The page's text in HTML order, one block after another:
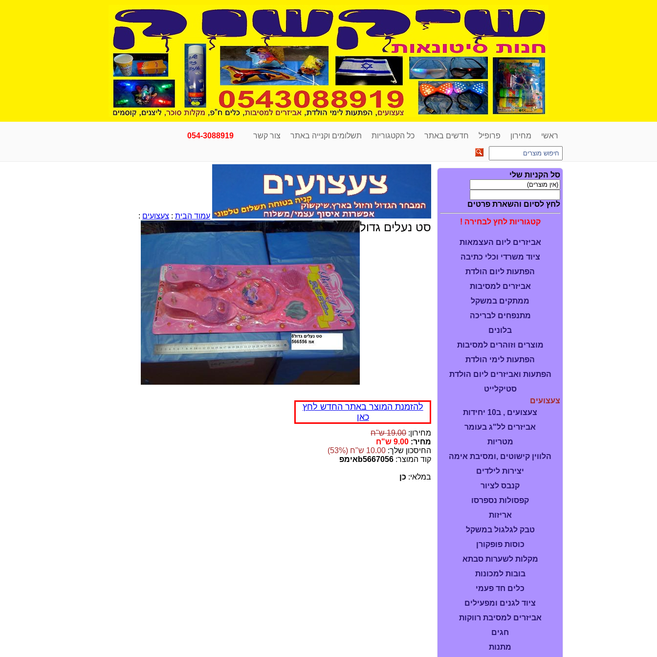
ראשי מחירון פרופיל חדשים באתר כל הקטגוריות תשלומים וקנייה באתר צור קשר 054-3088919
סל הקניות שלי
לחץ לסיום והשארת פרטים
קטגוריות לחץ לבחירה !
אביזרים ליום העצמאות
ציוד משרדי וכלי כתיבה
הפתעות ליום הולדת
אביזרים למסיבות
ממתקים במשקל
מתנפחים לבריכה
בלונים
מוצרים וזוהרים למסיבות
הפתעות לימי הולדת
הפתעות ואביזרים ליום הולדת
סטיקלייט
צעצועים
צעצועים , ב10 יחידות
אביזרים לל"ג בעומר
מטריות
הלווין קישוטים ,ומסיבת אימה
יצירות לילדים
קנבס לציור
קפסולות נספרסו
אריזות
טבק לגלגול במשקל
כוסות פופקורן
מקלות לשערות סבתא
בובות למכונות
כלים חד פעמי
ציוד לגנים ומפעילים
אביזרים למסיבת רווקות
חגים
מתנות
עמוד הבית: צעצועים :
סט נעלים גדול
להזמנת המוצר באתר החדש לחץ
כאן
מחירון:19.00 ש"ח
מחיר: 9.00 ש"ח
החיסכון שלך: 10.00 ש"ח (53%)
קוד המוצר: b5667056אימפ
במלאי: כן